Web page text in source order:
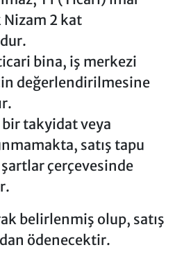
2 kat
bina, iş merkezi
değerlendirilmesine
bir takyidat veya
satış tapu
çerçevesinde
belirlenmiş olup, satış
ödenecektir.